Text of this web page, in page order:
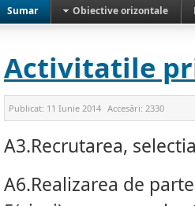
Sumar Obiective orizontale
Activitatile
Publicat: 11 Iunie 2014 Accesări: 2330
A3.Recrutarea,
A6.Realizarea de